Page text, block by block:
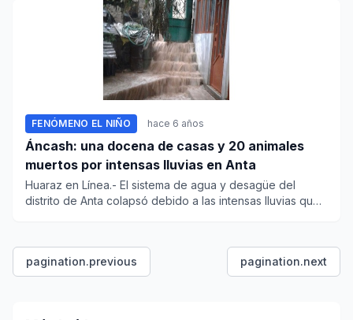
FENÓMENO EL NIÑO hace 6 años
Áncash: una docena de casas y 20 animales
muertos por intensas lluvias en Anta
Huaraz en Línea.- El sistema de agua y desagüe del
distrito de Anta colapsó debido a las intensas lluvias que
pagination.previous pagination.next